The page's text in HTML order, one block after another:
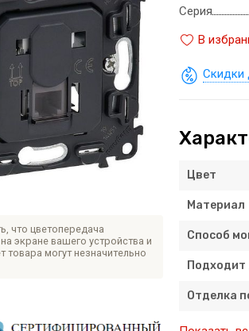
что цветопередача
экране вашего устройства и
товара могут незначительно
Серия
В
Скидки
Цвет
Материал
Способ
Подходит
Отделка